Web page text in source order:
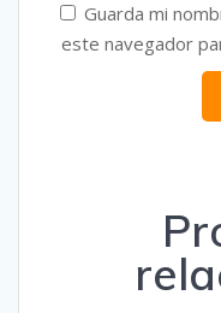
Guarda mi
este navegador